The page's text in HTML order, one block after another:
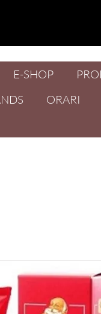
E-SHOP
ORARI